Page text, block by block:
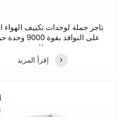
تاجر جملة لوحدات تكييف الهواء
على النوافذ بقوة
بريطانية
إقرأ المزيد